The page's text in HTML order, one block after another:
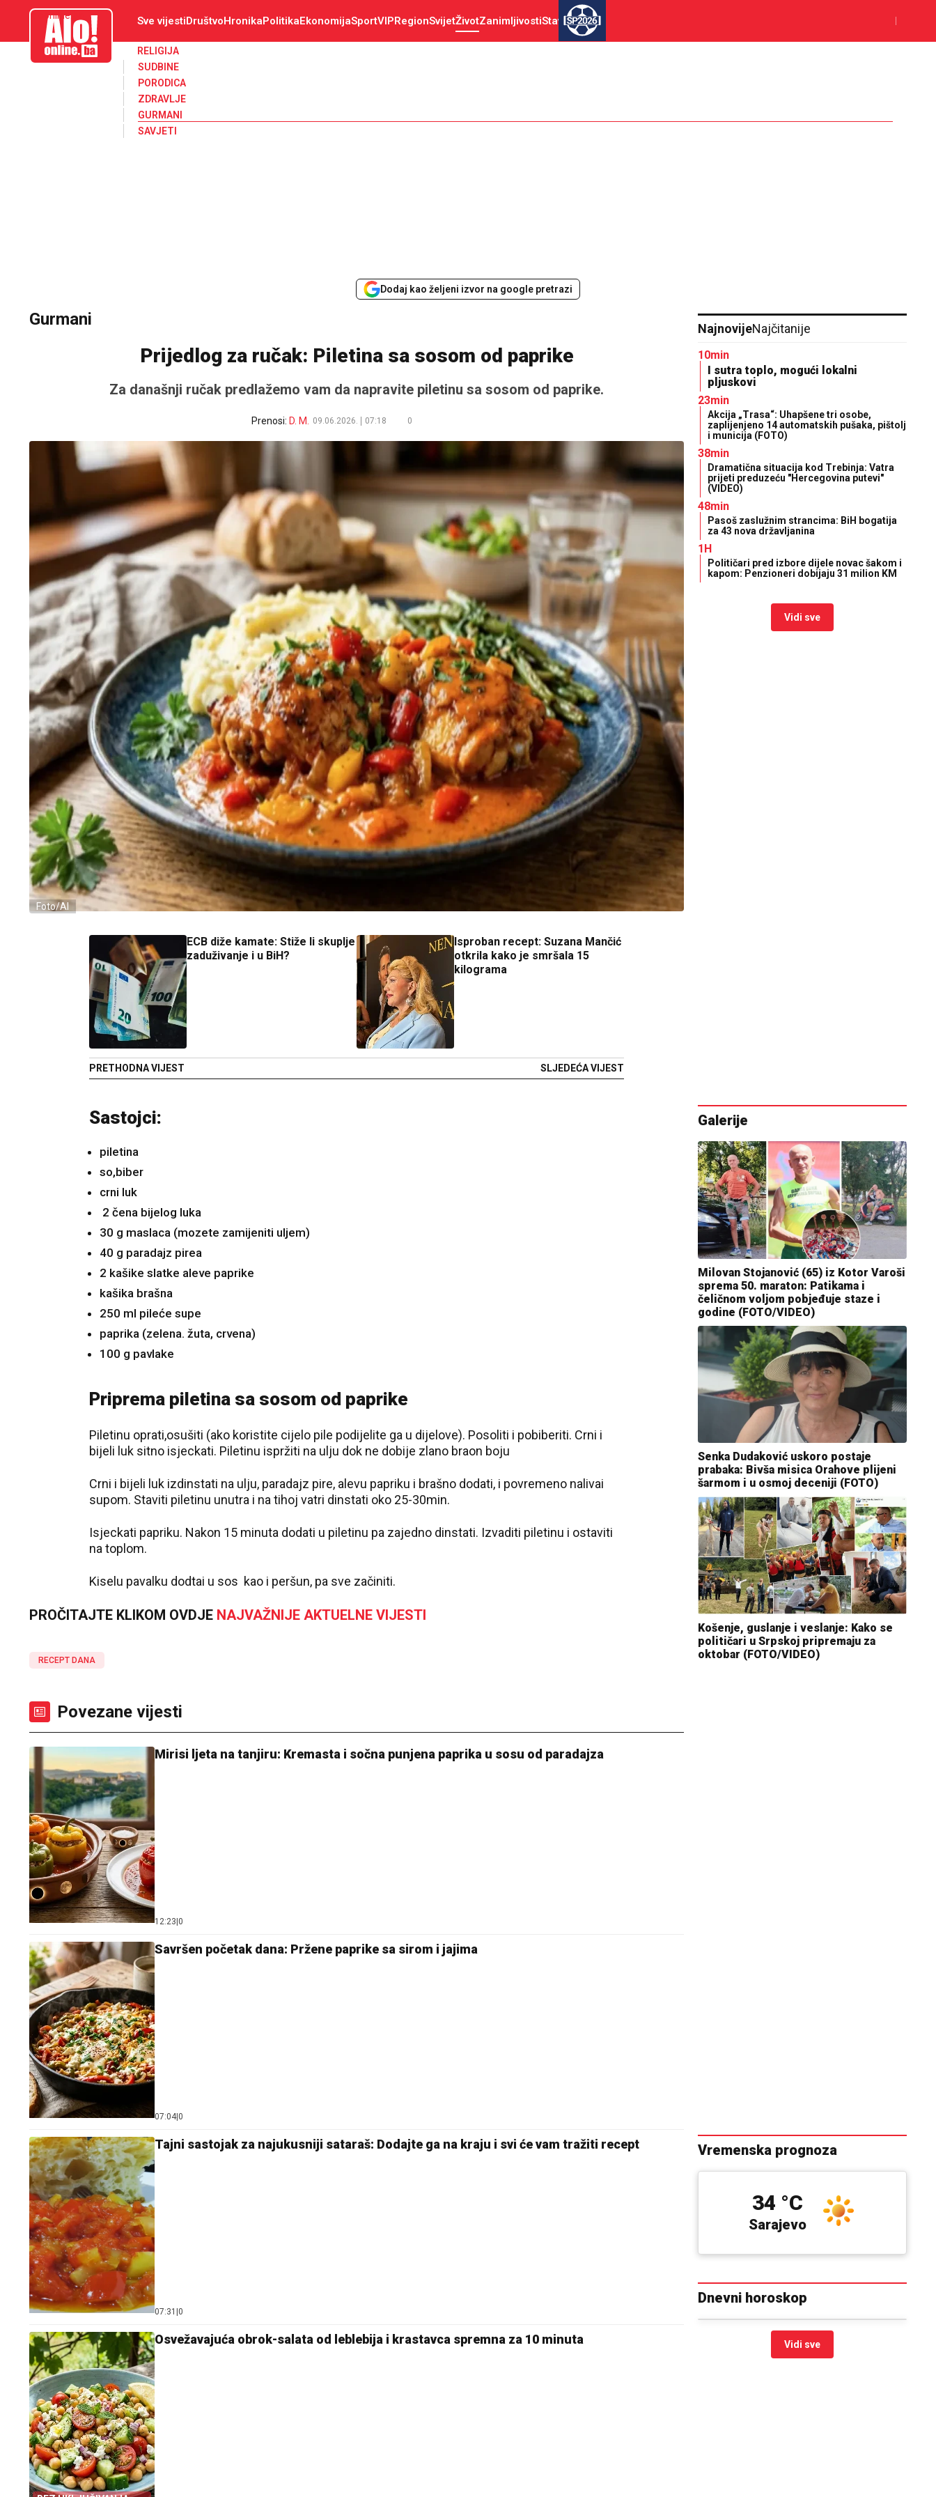
aloonline.ba Sve vijestiDruštvoHronikaPolitikaEkonomijaSportVIPRegionSvijetŽivotZanimljivostiStav SP2026
RELIGIJA
SUDBINE
PORODICA
ZDRAVLJE
GURMANI
SAVJETI
Dodaj kao željeni izvor na google pretrazi
Gurmani
Prijedlog za ručak: Piletina sa sosom od paprike
Za današnji ručak predlažemo vam da napravite piletinu sa sosom od paprike.
Prenosi: D. M. 09.06.2026. 07:18 0
Foto/AI
ECB diže kamate: Stiže li skuplje
zaduživanje i u BiH?
PRETHODNA VIJEST
Isproban recept: Suzana Mančić
otkrila kako je smršala 15
kilograma
SLJEDEĆA VIJEST
Sastojci:
piletina
so,biber
crni luk
2 čena bijelog luka
30 g maslaca (mozete zamijeniti uljem)
40 g paradajz pirea
2 kašike slatke aleve paprike
kašika brašna
250 ml pileće supe
paprika (zelena. žuta, crvena)
100 g pavlake
Priprema piletina sa sosom od paprike
Piletinu oprati,osušiti (ako koristite cijelo pile podijelite ga u dijelove). Posoliti i pobiberiti. Crni i
bijeli luk sitno isjeckati. Piletinu ispržiti na ulju dok ne dobije zlano braon boju
Crni i bijeli luk izdinstati na ulju, paradajz pire, alevu papriku i brašno dodati, i povremeno nalivai
supom. Staviti piletinu unutra i na tihoj vatri dinstati oko 25-30min.
Isjeckati papriku. Nakon 15 minuta dodati u piletinu pa zajedno dinstati. Izvaditi piletinu i ostaviti
na toplom.
Kiselu pavalku dodtai u sos kao i peršun, pa sve začiniti.
PROČITAJTE KLIKOM OVDJE NAJVAŽNIJE AKTUELNE VIJESTI
RECEPT DANA
Povezane vijesti
Mirisi ljeta na tanjiru: Kremasta i sočna punjena paprika u sosu od paradajza
12:23 0
Savršen početak dana: Pržene paprike sa sirom i jajima
07:04 0
Tajni sastojak za najukusniji sataraš: Dodajte ga na kraju i svi će vam tražiti recept
07:31 0
Osvežavajuća obrok-salata od leblebija i krastavca spremna za 10 minuta
NajnovijeNajčitanije
10min
I sutra toplo, mogući lokalni
pljuskovi
23min
Akcija „Trasa“: Uhapšene tri osobe,
zaplijenjeno 14 automatskih pušaka, pištolj
i municija (FOTO)
38min
Dramatična situacija kod Trebinja: Vatra
prijeti preduzeću "Hercegovina putevi"
(VIDEO)
48min
Pasoš zaslužnim strancima: BiH bogatija
za 43 nova državljanina
1H
Političari pred izbore dijele novac šakom i
kapom: Penzioneri dobijaju 31 milion KM
Vidi sve
Galerije
Milovan Stojanović (65) iz Kotor Varoši
sprema 50. maraton: Patikama i
čeličnom voljom pobjeđuje staze i
godine (FOTO/VIDEO)
Senka Dudaković uskoro postaje
prabaka: Bivša misica Orahove plijeni
šarmom i u osmoj deceniji (FOTO)
Košenje, guslanje i veslanje: Kako se
političari u Srpskoj pripremaju za
oktobar (FOTO/VIDEO)
Vremenska prognoza
Sarajevo
34 °C
Dnevni horoskop
Vidi sve